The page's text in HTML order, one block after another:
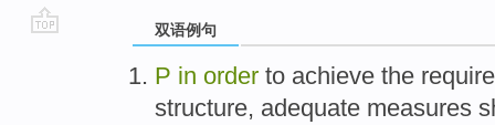
双语例句
P in order to achieve the
structure, adequate measures